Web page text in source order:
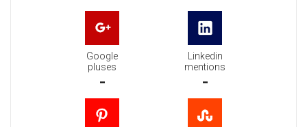
Google
pluses
-
Linkedin
mentions
-